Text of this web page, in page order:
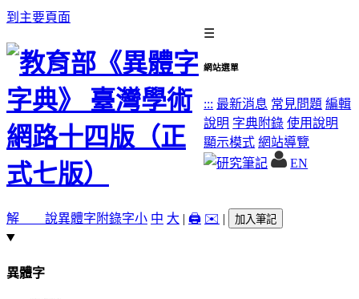
到主要頁面
☰
網站選單
::: 最新消息 常見問題 編輯
說明 字典附錄 使用說明
顯示模式 網站導覽
EN
解 說異體字 附錄字小 中 大 | 🖨️ ✉️ | 加入筆記
異體字